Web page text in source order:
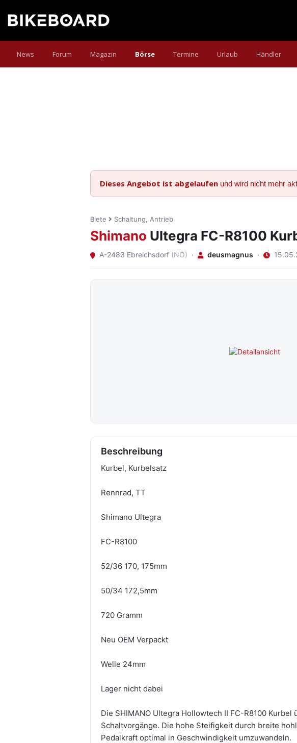
News Forum Magazin Börse Termine Urlaub Händler
Dieses Angebot ist abgelaufen und wird nicht mehr
Biete Schaltung, Antrieb
Shimano Ultegra FC-R8100
A-2483 Ebreichsdorf (NÖ) · deusmagnus ·
Beschreibung
Kurbel, Kurbelsatz
Rennrad, TT
Shimano Ultegra
FC-R8100
52/36 170, 175mm
50/34 172,5mm
720 Gramm
Neu OEM Verpackt
Welle 24mm
Lager nicht dabei
Die SHIMANO Ultegra Hollowtech II FC-R8100
Schaltvorgänge. Die hohe Steifigkeit durch breite
Pedalkraft optimal in Geschwindigkeit umzuwandeln.